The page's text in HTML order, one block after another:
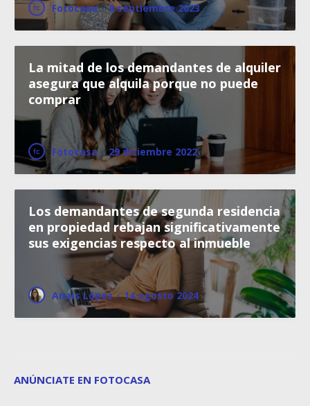
Fotocasa · 8 septiembre 2023
La mitad de los demandantes de alquiler
asegura que alquila porque no puede
comprar
Fotocasa · 29 diciembre 2022
Los demandantes de segunda residencia
en propiedad rebajan significativamente
sus exigencias respecto al inmueble
Anaïs López · 14 agosto 2024
ANÚNCIATE EN FOTOCASA